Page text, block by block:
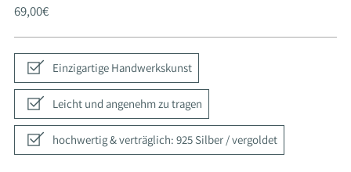
Regulärer
69,00€
Einzigartige Handwerkskunst
Leicht und angenehm zu tragen
hochwertig & verträglich: 925 Silber / vergoldet